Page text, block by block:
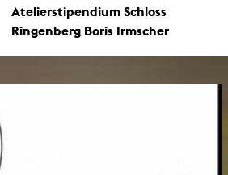
Atelierstipendium Schloss
Ringenberg Boris Irmscher